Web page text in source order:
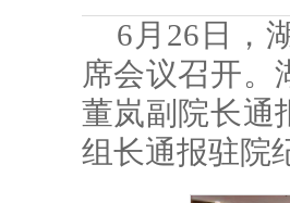
6月26日，
席会议召开。
董岚副院长通
组长通报驻院